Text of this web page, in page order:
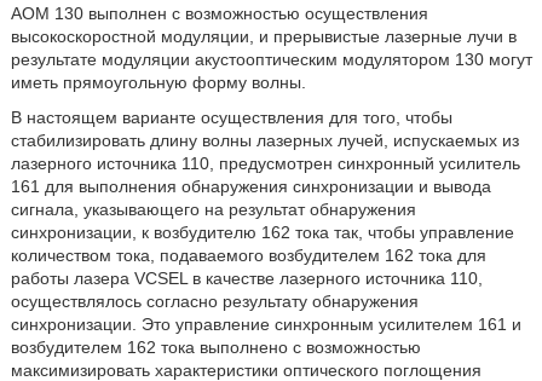
AOM 130 выполнен с возможностью осуществления
высокоскоростной модуляции, и прерывистые лазерные лучи в
результате модуляции акустооптическим модулятором 130 могут
иметь прямоугольную форму волны.
В настоящем варианте осуществления для того, чтобы
стабилизировать длину волны лазерных лучей, испускаемых из
лазерного источника 110, предусмотрен синхронный усилитель
161 для выполнения обнаружения синхронизации и вывода
сигнала, указывающего на результат обнаружения
синхронизации, к возбудителю 162 тока так, чтобы управление
количеством тока, подаваемого возбудителем 162 тока для
работы лазера VCSEL в качестве лазерного источника 110,
осуществлялось согласно результату обнаружения
синхронизации. Это управление синхронным усилителем 161 и
возбудителем 162 тока выполнено с возможностью
максимизировать характеристики оптического поглощения